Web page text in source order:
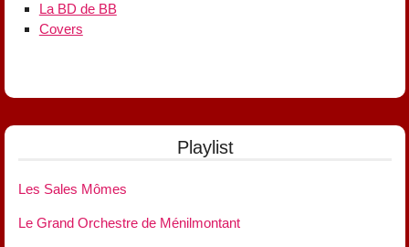
La BD de BB
Covers
Playlist
Les Sales Mômes
Le Grand Orchestre de Ménilmontant